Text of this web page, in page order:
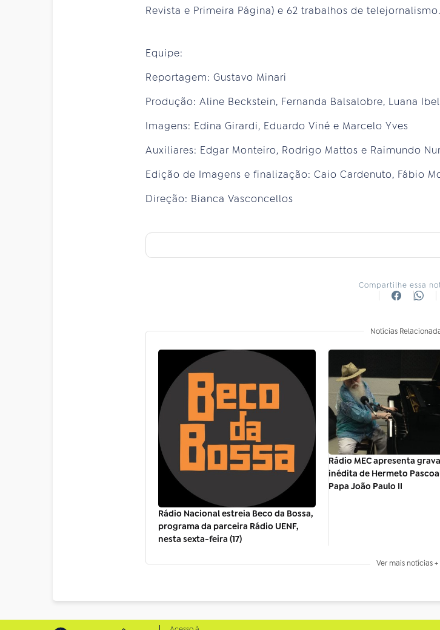
Revista e Primeira Página) e 62 trabalhos de
Equipe:
Reportagem: Gustavo Minari
Produção: Aline Beckstein, Fernanda Balsalobre, Luana
Imagens: Edina Girardi, Eduardo Viné e Marcelo Yves
Auxiliares: Edgar Monteiro, Rodrigo Mattos e Raimundo
Edição de Imagens e finalização: Caio Cardenuto, Fábio
Direção: Bianca Vasconcellos
Compartilhe essa
Notícias
Rádio Nacional estreia Beco da Bossa,
programa da parceira Rádio UENF,
nesta sexta-feira (17)
Rádio MEC apresenta
inédita de Hermeto
Papa João Paulo II
Ver mais notícias +